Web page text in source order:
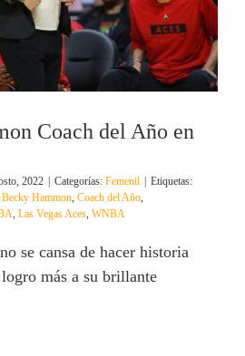
Coach del Año en
2022 | Categorías: Femenil | Etiquetas:
Becky Hammon Coach del Año
Las Vegas Aces WNBA
se cansa de hacer historia
más a su brillante